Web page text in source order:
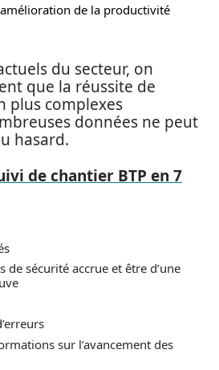
de la productivité
du secteur, on
que la réussite de
plus complexes
données ne peut
hasard.
de chantier BTP en 7
de sécurité accrue et être d’une
sur l’avancement des